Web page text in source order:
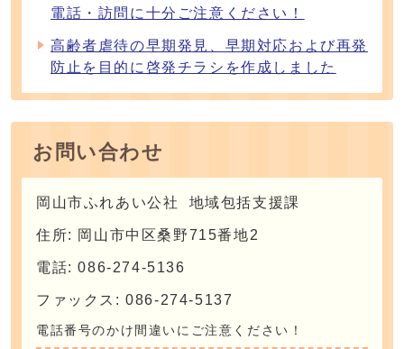
電話・訪問に十分ご注意ください！
高齢者虐待の早期発見、早期対応および再発
防止を目的に啓発チラシを作成しました
お問い合わせ
岡山市ふれあい公社 地域包括支援課
住所: 岡山市中区桑野715番地2
電話: 086-274-5136
ファックス: 086-274-5137
電話番号のかけ間違いにご注意ください！